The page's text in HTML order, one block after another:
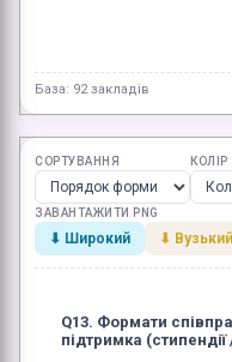
База: 92 закладів
СОРТУВАННЯ КОЛІР
ЗАВАНТАЖИТИ PNG
⬇ Широкий ⬇ Вузький
Q13. Формати
підтримка